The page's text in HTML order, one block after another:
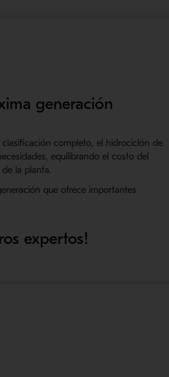
generación
completo, el hidrociclón de
equilibrando el costo del
la planta.
que ofrece importantes
expertos!